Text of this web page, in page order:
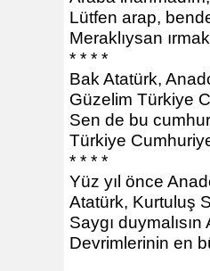
Lütfen arap,
Meraklıysan
* * * *
Bak Atatürk,
Güzelim Türkiye
Sen de bu
Türkiye
* * * *
Yüz yıl önce
Atatürk, Kurtuluş
Saygı
Devrimlerinin en